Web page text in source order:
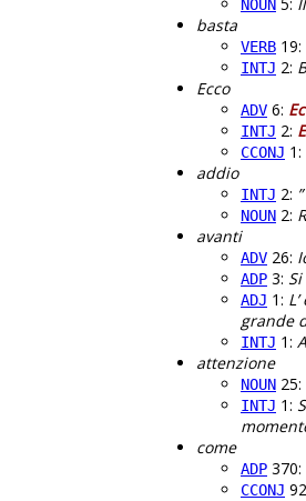
NOUN 5:
basta
VERB 19:
INTJ 2:
Ecco
ADV 6:
INTJ 2:
CCONJ 1:
addio
INTJ 2: ”
NOUN 2:
avanti
ADV 26:
ADP 3:
ADJ 1:
grande
INTJ 1:
attenzione
NOUN 25:
INTJ 1:
come
ADP 370:
CCONJ